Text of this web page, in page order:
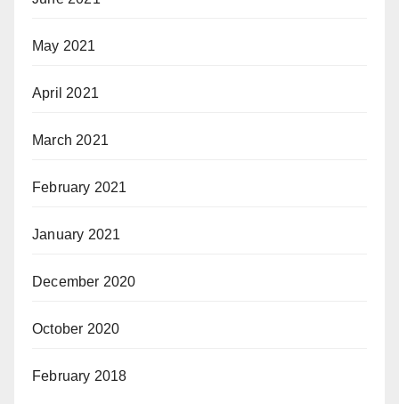
May 2021
April 2021
March 2021
February 2021
January 2021
December 2020
October 2020
February 2018